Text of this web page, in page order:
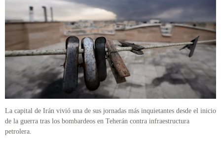
La capital de Irán vivió una de sus jornadas más inquietantes desde el inicio
de la guerra tras los bombardeos en Teherán contra infraestructura
petrolera.